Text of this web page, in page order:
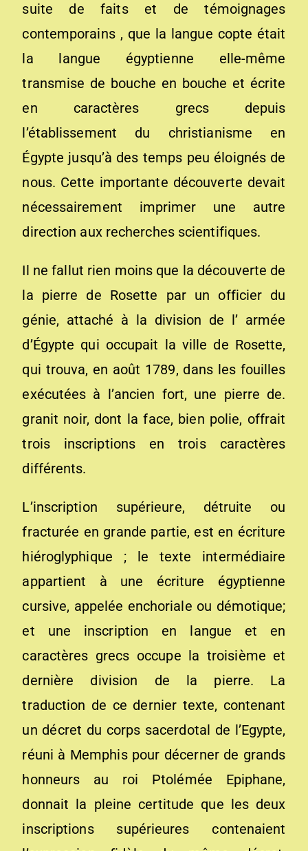
suite de faits et de témoignages
contemporains , que la langue copte était
la langue égyptienne elle-même
transmise de bouche en bouche et écrite
en caractères grecs depuis
l’établissement du christianisme en
Égypte jusqu’à des temps peu éloignés de
nous. Cette importante découverte devait
nécessairement imprimer une autre
direction aux recherches scientifiques.
Il ne fallut rien moins que la découverte de
la pierre de Rosette par un officier du
génie, attaché à la division de l’ armée
d’Égypte qui occupait la ville de Rosette,
qui trouva, en août 1789, dans les fouilles
exécutées à l’ancien fort, une pierre de.
granit noir, dont la face, bien polie, offrait
trois inscriptions en trois caractères
différents.
L’inscription supérieure, détruite ou
fracturée en grande partie, est en écriture
hiéroglyphique ; le texte intermédiaire
appartient à une écriture égyptienne
cursive, appelée enchoriale ou démotique;
et une inscription en langue et en
caractères grecs occupe la troisième et
dernière division de la pierre. La
traduction de ce dernier texte, contenant
un décret du corps sacerdotal de l’Egypte,
réuni à Memphis pour décerner de grands
honneurs au roi Ptolémée Epiphane,
donnait la pleine certitude que les deux
inscriptions supérieures contenaient